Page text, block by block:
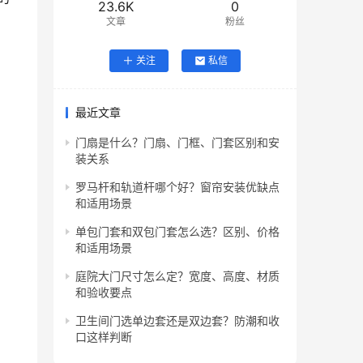
23.6K
文章
0
粉丝
关注 私信
最近文章
门扇是什么？门扇、门框、门套区别和安
装关系
罗马杆和轨道杆哪个好？窗帘安装优缺点
和适用场景
单包门套和双包门套怎么选？区别、价格
和适用场景
庭院大门尺寸怎么定？宽度、高度、材质
和验收要点
卫生间门选单边套还是双边套？防潮和收
口这样判断